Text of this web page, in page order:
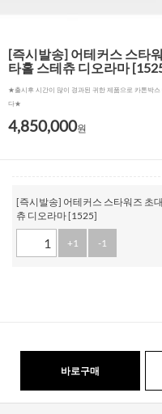
[즉시발송] 어테커스 스타
타홀 스테츄 디오라마
★출시후 시간이 많이 경과된 귀한 제품으로 카톤박
다★
4,850,000원
[즉시발송] 어테커스 스타워즈 초
츄 디오라마 [1525]
+1 -1
바로구매